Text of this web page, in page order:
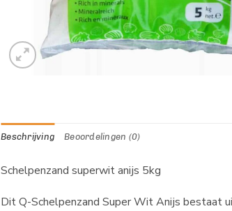
Beschrijving Beoordelingen (0)
Schelpenzand superwit anijs 5kg
Dit Q-Schelpenzand Super Wit Anijs bestaat